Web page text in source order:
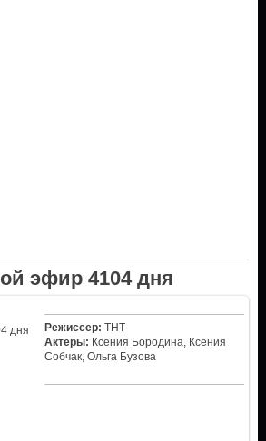
эфир 4104 дня
Режиссер: ТНТ
Актеры: Ксения Бородина, Ксения
Собчак, Ольга Бузова